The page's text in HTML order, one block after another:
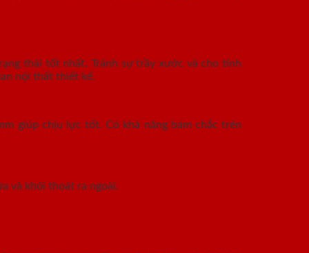
thái tốt nhất. Tránh sự trầy xước và cho tính
nội thất thiết kế.
giúp chịu lực tốt. Có khả năng bám chắc trên
và khói thoát ra ngoài.